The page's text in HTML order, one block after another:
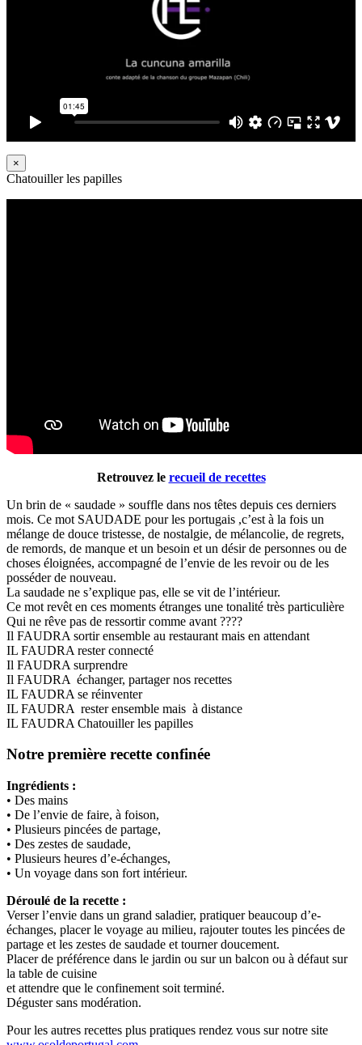
×
Chatouiller les papilles
Retrouvez le recueil de recettes
Un brin de « saudade » souffle dans nos têtes depuis ces derniers
mois. Ce mot SAUDADE pour les portugais ,c’est à la fois un
mélange de douce tristesse, de nostalgie, de mélancolie, de regrets,
de remords, de manque et un besoin et un désir de personnes ou de
choses éloignées, accompagné de l’envie de les revoir ou de les
posséder de nouveau.
La saudade ne s’explique pas, elle se vit de l’intérieur.
Ce mot revêt en ces moments étranges une tonalité très particulière
Qui ne rêve pas de ressortir comme avant ????
Il FAUDRA sortir ensemble au restaurant mais en attendant
IL FAUDRA rester connecté
Il FAUDRA surprendre
Il FAUDRA échanger, partager nos recettes
IL FAUDRA se réinventer
IL FAUDRA rester ensemble mais à distance
IL FAUDRA Chatouiller les papilles
Notre première recette confinée
Ingrédients :
• Des mains
• De l’envie de faire, à foison,
• Plusieurs pincées de partage,
• Des zestes de saudade,
• Plusieurs heures d’e-échanges,
• Un voyage dans son fort intérieur.
Déroulé de la recette :
Verser l’envie dans un grand saladier, pratiquer beaucoup d’e-
échanges, placer le voyage au milieu, rajouter toutes les pincées de
partage et les zestes de saudade et tourner doucement.
Placer de préférence dans le jardin ou sur un balcon ou à défaut sur
la table de cuisine
et attendre que le confinement soit terminé.
Déguster sans modération.
Pour les autres recettes plus pratiques rendez vous sur notre site